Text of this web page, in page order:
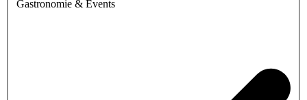
Gastronomie & Events